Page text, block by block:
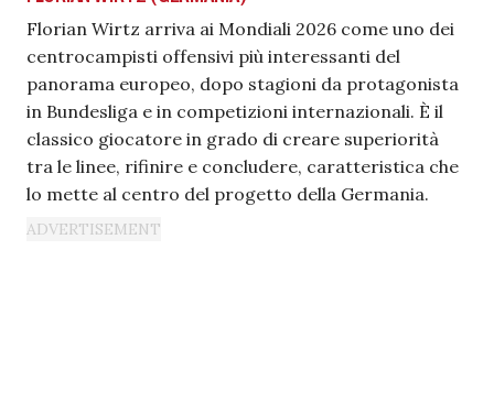
Florian Wirtz arriva ai Mondiali 2026 come uno dei
centrocampisti offensivi più interessanti del
panorama europeo, dopo stagioni da protagonista
in Bundesliga e in competizioni internazionali. È il
classico giocatore in grado di creare superiorità
tra le linee, rifinire e concludere, caratteristica che
lo mette al centro del progetto della Germania.